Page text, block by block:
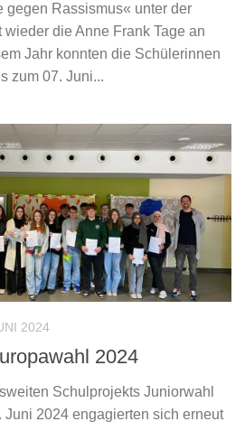
gegen Rassismus« unter der
wieder die Anne Frank Tage an
Jahr konnten die Schülerinnen
zum 07. Juni...
2024
2024
Schulprojekts Juniorwahl
2024 engagierten sich erneut